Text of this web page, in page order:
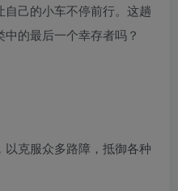
己的小车不停前行。这趟
的最后一个幸存者吗？
克服众多路障，抵御各种